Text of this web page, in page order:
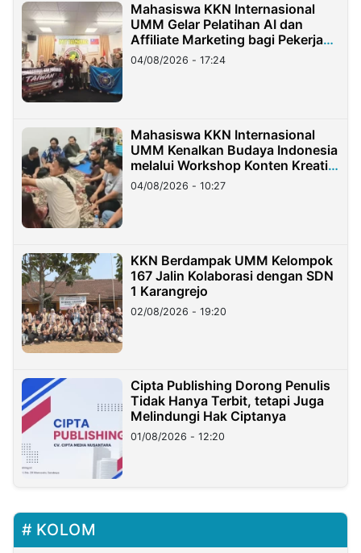
Mahasiswa KKN Internasional
UMM Gelar Pelatihan AI dan
Affiliate Marketing bagi Pekerja
Migran Indonesia di Taiwan
04/08/2026 - 17:24
Mahasiswa KKN Internasional
UMM Kenalkan Budaya Indonesia
melalui Workshop Konten Kreatif
di Taiwan
04/08/2026 - 10:27
KKN Berdampak UMM Kelompok
167 Jalin Kolaborasi dengan SDN
1 Karangrejo
02/08/2026 - 19:20
Cipta Publishing Dorong Penulis
Tidak Hanya Terbit, tetapi Juga
Melindungi Hak Ciptanya
01/08/2026 - 12:20
KOLOM